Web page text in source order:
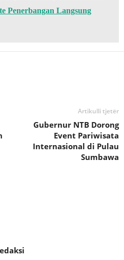
Penerbangan Langsung
Artikulli tjetër
Gubernur NTB Dorong
Event Pariwisata
Internasional di Pulau
Sumbawa